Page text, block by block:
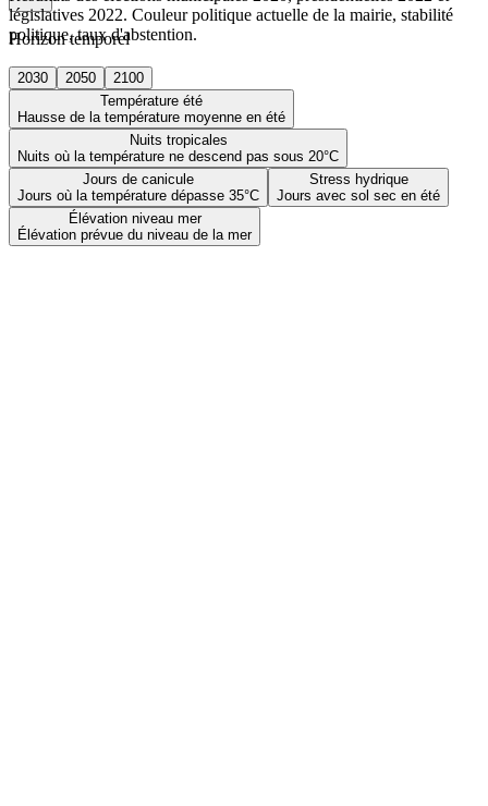
Horizon temporel
2030 2050
2100
Température été
Hausse de la température moyenne en été
Nuits tropicales
Nuits où la température ne descend pas sous 20°C
Jours de canicule
Jours où la température dépasse 35°C
Stress hydrique
Jours avec sol sec en été
Élévation niveau mer
Élévation prévue du niveau de la mer
législatives 2022. Couleur politique actuelle de la mairie, stabilité
politique, taux d'abstention.